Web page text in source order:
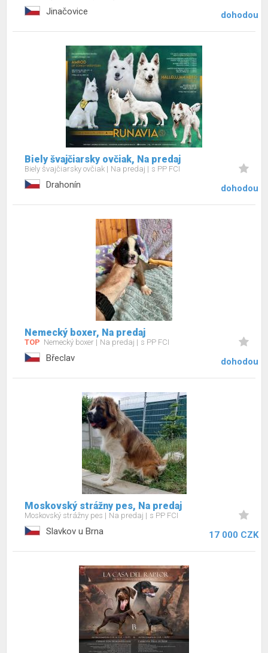
Jinačovice dohodou
Biely švajčiarsky ovčiak, Na predaj
Biely švajčiarsky ovčiak Na predaj s PP FCI
Drahonín dohodou
Nemecký boxer, Na predaj
TOP Nemecký boxer Na predaj s PP FCI
Břeclav dohodou
Moskovský strážny pes, Na predaj
Moskovský strážny pes Na predaj s PP FCI
Slavkov u Brna 17 000 CZK